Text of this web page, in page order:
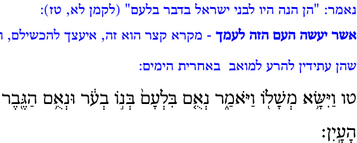
נאמר: "הן הנה היו לבני ישראל בדבר בלעם" (לקמן לא, טז):
אשר יעשה העם הזה לעמך - מקרא קצר הוא זה, איעצך להכשילם,
שהן עתידין להרע למואב באחרית הימים:
טו וַיִּשָּׂ֥א מְשָׁל֖וֹ וַיֹּאמַ֑ר נְאֻ֤ם בִּלְעָם֙ בְּנ֣וֹ בְעֹ֔ר וּנְאֻ֥ם
הָעָֽיִן׃